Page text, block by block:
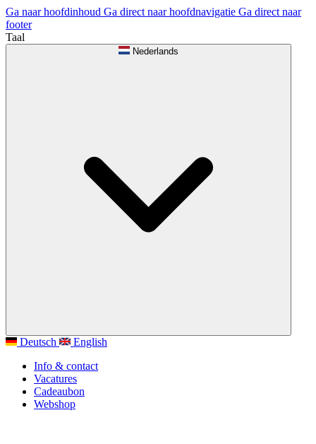
Ga naar hoofdinhoud Ga direct naar hoofdnavigatie Ga direct naar
footer
Taal
Nederlands
Deutsch
English
Info & contact
Vacatures
Cadeaubon
Webshop